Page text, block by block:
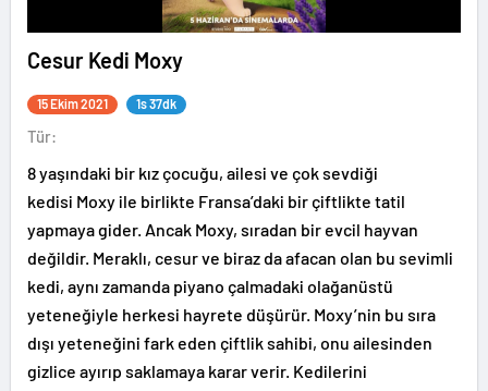
Cesur Kedi Moxy
15 Ekim 2021 1s 37dk
Tür:
8 yaşındaki bir kız çocuğu, ailesi ve çok sevdiği
kedisi Moxy ile birlikte Fransa’daki bir çiftlikte tatil
yapmaya gider. Ancak Moxy, sıradan bir evcil hayvan
değildir. Meraklı, cesur ve biraz da afacan olan bu sevimli
kedi, aynı zamanda piyano çalmadaki olağanüstü
yeteneğiyle herkesi hayrete düşürür. Moxy’nin bu sıra
dışı yeteneğini fark eden çiftlik sahibi, onu ailesinden
gizlice ayırıp saklamaya karar verir. Kedilerini